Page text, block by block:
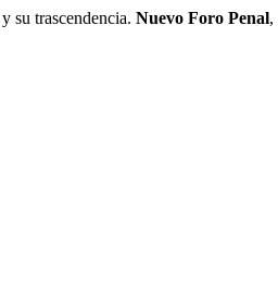
trascendencia. Nuevo Foro Penal,